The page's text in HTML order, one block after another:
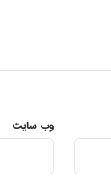
وب‌ سایت